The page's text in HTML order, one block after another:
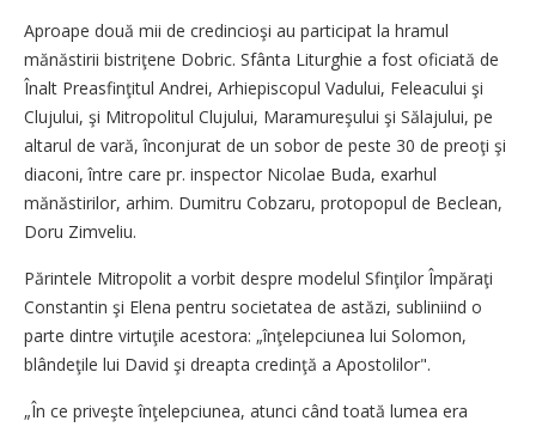
Aproape două mii de credincioşi au participat la hramul
mănăstirii bistriţene Dobric. Sfânta Liturghie a fost oficiată de
Înalt Preasfinţitul Andrei, Arhiepiscopul Vadului, Feleacului şi
Clujului, şi Mitropolitul Clujului, Maramureşului şi Sălajului, pe
altarul de vară, înconjurat de un sobor de peste 30 de preoţi şi
diaconi, între care pr. inspector Nicolae Buda, exarhul
mănăstirilor, arhim. Dumitru Cobzaru, protopopul de Beclean,
Doru Zimveliu.
Părintele Mitropolit a vorbit despre modelul Sfinţilor Împăraţi
Constantin şi Elena pentru societatea de astăzi, subliniind o
parte dintre virtuţile acestora: „înţelepciunea lui Solomon,
blândeţile lui David şi dreapta credinţă a Apostolilor".
„În ce priveşte înţelepciunea, atunci când toată lumea era